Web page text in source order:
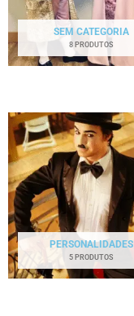
SEM CATEGORIA
8 PRODUTOS
PERSONALIDADES
5 PRODUTOS